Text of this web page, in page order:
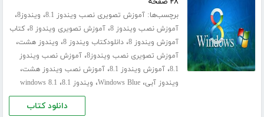
برچسب‌ها:آموزش تصویری نصب ویندوز 8.1 ، ویندوز8 ،
آموزش نصب ویندوز 8 ،آموزش تصویری ویندوز 8 ،کتاب
آموزش ویندوز 8 ،دانلودکتاب ویندوز 8 ، ویندوز هشت،
آموزش تصویری نصب ویندوز8 ،آموزش نصب ویندوز
8.1،آموزش ویندوز 8.1 ،آموزش نصب ویندوز هشت،
ویندوز آبی،Windows Blue، ویندوز 8.1 ، windows 8.1
دانلود کتاب